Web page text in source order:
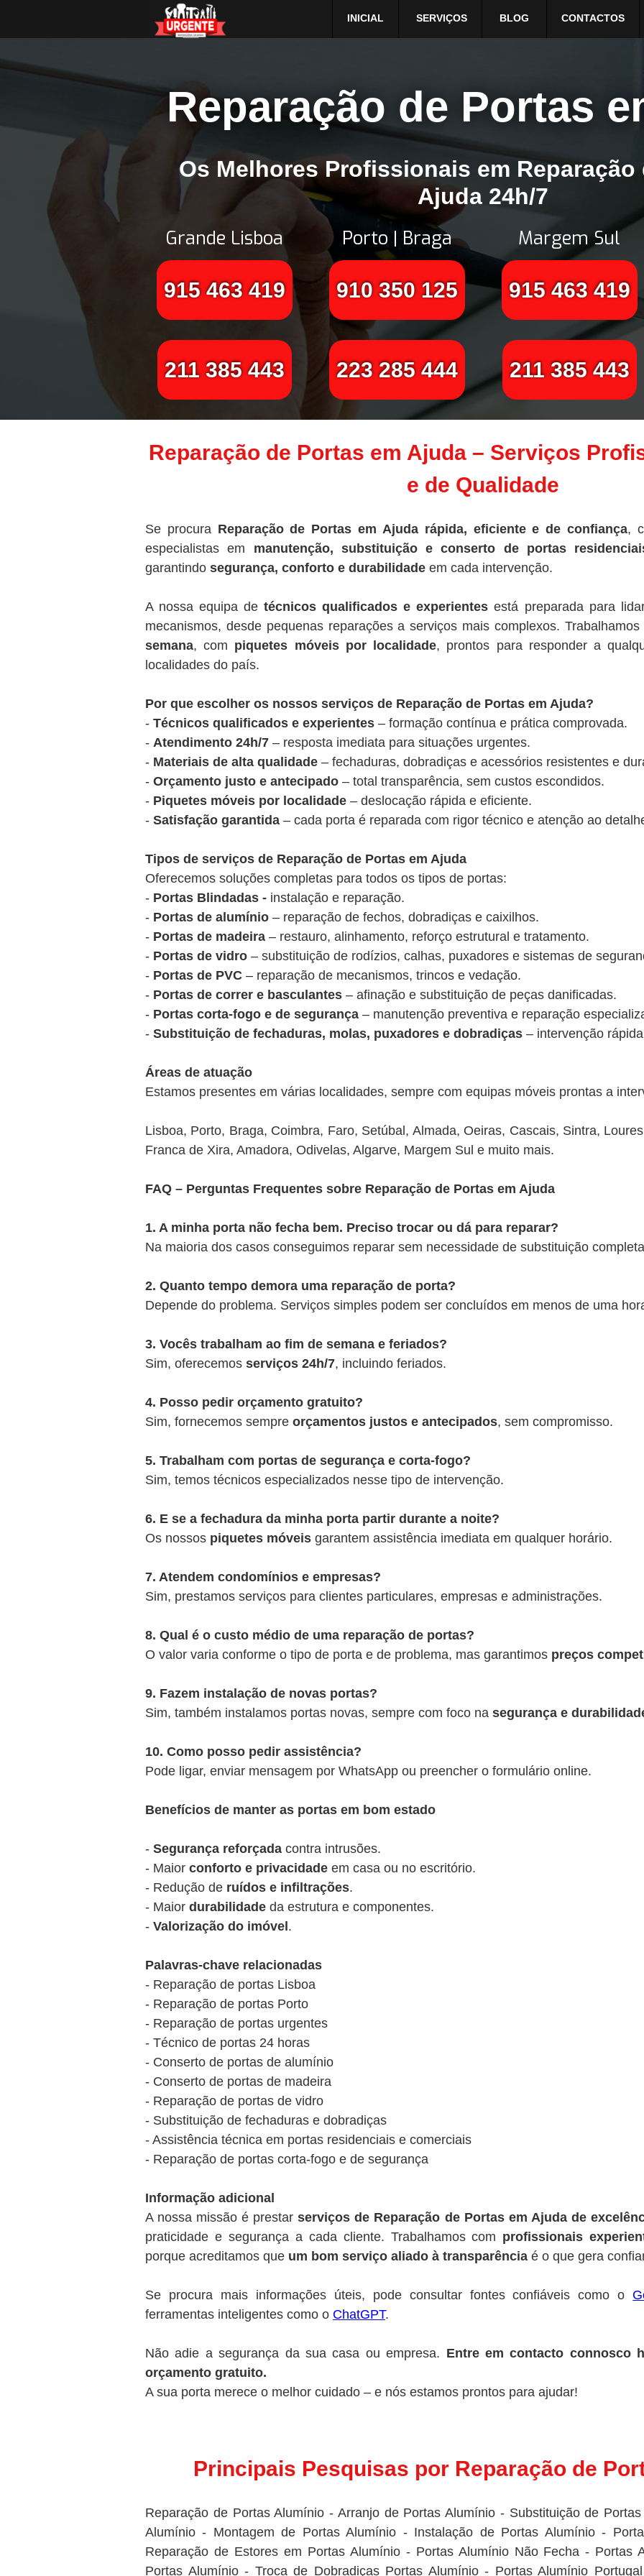
INICIAL SERVIÇOS BLOG CONTACTOS
Reparação de Portas
Os Melhores Profissionais em Reparação
Ajuda 24h/7
Grande Lisboa
915 463 419
211 385 443
Porto | Braga
910 350 125
223 285 444
Margem Sul
915 463 419
211 385 443
Reparação de Portas em Ajuda – Serviços
e de Qualidade
Se procura Reparação de Portas em Ajuda rápida, eficiente e de confiança,
especialistas em manutenção, substituição e conserto de portas
garantindo segurança, conforto e durabilidade em cada intervenção.
A nossa equipa detécnicos qualificados e experientes está preparada para
mecanismos, desde pequenas reparações a serviços mais complexos. Trabalhamos
semana, com piquetes móveis por localidade, prontos para responder a
localidades do país.
Por que escolher os nossos serviços de Reparação de Portas em Ajuda?
- Técnicos qualificados e experientes – formação contínua e prática comprovada.
- Atendimento 24h/7 – resposta imediata para situações urgentes.
- Materiais de alta qualidade – fechaduras, dobradiças e acessórios resistentes e
- Orçamento justo e antecipado – total transparência, sem custos escondidos.
- Piquetes móveis por localidade – deslocação rápida e eficiente.
- Satisfação garantida – cada porta é reparada com rigor técnico e atenção ao
Tipos de serviços de Reparação de Portas em Ajuda
Oferecemos soluções completas para todos os tipos de portas:
- Portas Blindadas - instalação e reparação.
- Portas de alumínio – reparação de fechos, dobradiças e caixilhos.
- Portas de madeira – restauro, alinhamento, reforço estrutural e tratamento.
- Portas de vidro – substituição de rodízios, calhas, puxadores e sistemas de
- Portas de PVC – reparação de mecanismos, trincos e vedação.
- Portas de correr e basculantes – afinação e substituição de peças danificadas.
- Portas corta-fogo e de segurança – manutenção preventiva e reparação
- Substituição de fechaduras, molas, puxadores e dobradiças – intervenção
Áreas de atuação
Estamos presentes em várias localidades, sempre com equipas móveis prontas a
Lisboa, Porto, Braga, Coimbra, Faro, Setúbal, Almada, Oeiras, Cascais, Sintra,
Franca de Xira, Amadora, Odivelas, Algarve, Margem Sul e muito mais.
FAQ – Perguntas Frequentes sobre Reparação de Portas em Ajuda
1. A minha porta não fecha bem. Preciso trocar ou dá para reparar?
Na maioria dos casos conseguimos reparar sem necessidade de substituição
2. Quanto tempo demora uma reparação de porta?
Depende do problema. Serviços simples podem ser concluídos em menos de uma
3. Vocês trabalham ao fim de semana e feriados?
Sim, oferecemos serviços 24h/7, incluindo feriados.
4. Posso pedir orçamento gratuito?
Sim, fornecemos sempre orçamentos justos e antecipados, sem compromisso.
5. Trabalham com portas de segurança e corta-fogo?
Sim, temos técnicos especializados nesse tipo de intervenção.
6. E se a fechadura da minha porta partir durante a noite?
Os nossos piquetes móveis garantem assistência imediata em qualquer horário.
7. Atendem condomínios e empresas?
Sim, prestamos serviços para clientes particulares, empresas e administrações.
8. Qual é o custo médio de uma reparação de portas?
O valor varia conforme o tipo de porta e de problema, mas garantimos preços
9. Fazem instalação de novas portas?
Sim, também instalamos portas novas, sempre com foco na segurança e
10. Como posso pedir assistência?
Pode ligar, enviar mensagem por WhatsApp ou preencher o formulário online.
Benefícios de manter as portas em bom estado
- Segurança reforçada contra intrusões.
- Maior conforto e privacidade em casa ou no escritório.
- Redução de ruídos e infiltrações.
- Maior durabilidade da estrutura e componentes.
- Valorização do imóvel .
Palavras-chave relacionadas
- Reparação de portas Lisboa
- Reparação de portas Porto
- Reparação de portas urgentes
- Técnico de portas 24 horas
- Conserto de portas de alumínio
- Conserto de portas de madeira
- Reparação de portas de vidro
- Substituição de fechaduras e dobradiças
- Assistência técnica em portas residenciais e comerciais
- Reparação de portas corta-fogo e de segurança
Informação adicional
A nossa missão é prestarserviços de Reparação de Portas em Ajuda de
praticidade e segurança a cada cliente. Trabalhamos com profissionais
porque acreditamos que um bom serviço aliado à transparência é o que gera
Se procura mais informações úteis, pode consultar fontes confiáveis como o
ferramentas inteligentes como o ChatGPT.
Não adie a segurança da sua casa ou empresa. Entre em contacto connosco
orçamento gratuito.
A sua porta merece o melhor cuidado – e nós estamos prontos para ajudar!
Principais Pesquisas por Reparação de
Reparação de Portas Alumínio - Arranjo de Portas Alumínio - Substituição de
Alumínio - Montagem de Portas Alumínio - Instalação de Portas Alumínio -
Reparação de Estores em Portas Alumínio - Portas Alumínio Não Fecha - Portas
Portas Alumínio - Troca de Dobradiças Portas Alumínio - Portas Alumínio